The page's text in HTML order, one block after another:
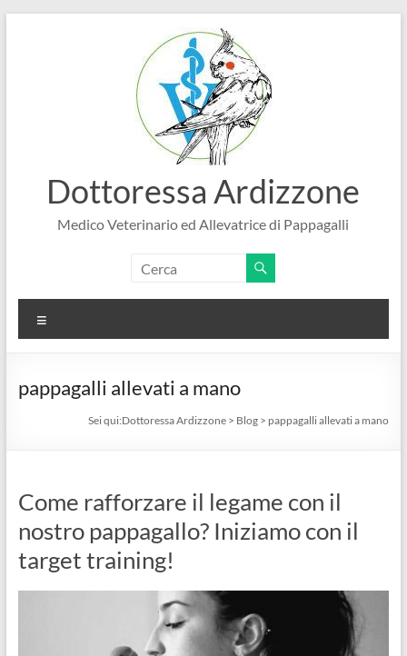
Dottoressa Ardizzone
Medico Veterinario ed Allevatrice di Pappagalli
pappagalli allevati a mano
Sei qui:Dottoressa Ardizzone > Blog > pappagalli allevati a mano
Come rafforzare il legame con il
nostro pappagallo? Iniziamo con il
target training!